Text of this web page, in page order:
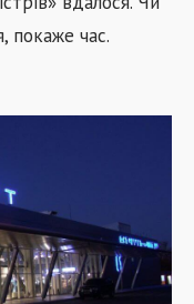
покаже час.